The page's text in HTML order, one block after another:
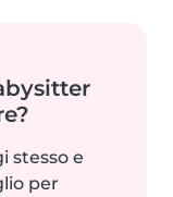
stesso e
per